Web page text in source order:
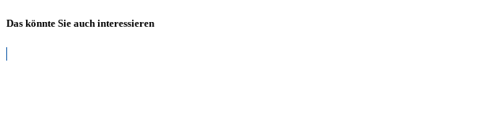
Das könnte Sie auch interessieren